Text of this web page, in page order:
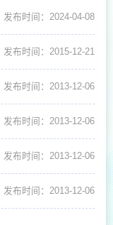
发布时间：2024-04-08
发布时间：2015-12-21
发布时间：2013-12-06
发布时间：2013-12-06
发布时间：2013-12-06
发布时间：2013-12-06